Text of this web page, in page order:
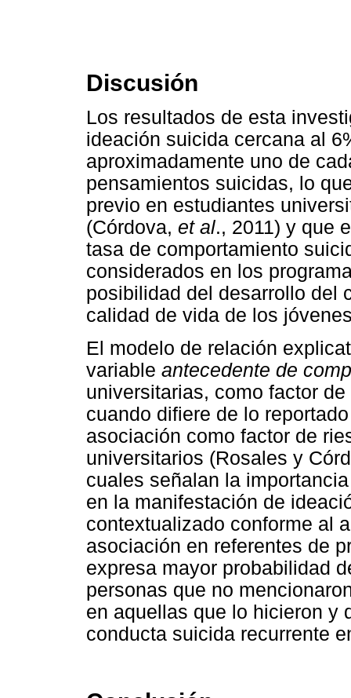
Discusión
Los resultados de esta
ideación suicida cercana al
aproximadamente uno de
pensamientos suicidas, lo
previo en estudiantes
(Córdova, et al., 2011) y que
tasa de comportamiento
considerados en los
posibilidad del desarrollo del
calidad de vida de los
El modelo de relación
variable antecedente de
universitarias, como factor
cuando difiere de lo
asociación como factor de
universitarios (Rosales y
cuales señalan la
en la manifestación de
contextualizado conforme al
asociación en referentes de
expresa mayor probabilidad
personas que no
en aquellas que lo hicieron y
conducta suicida recurrente